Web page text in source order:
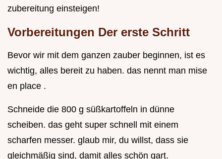
zubereitung einsteigen!
Vorbereitungen Der erste Schritt
Bevor wir mit dem ganzen zauber beginnen, ist es
wichtig, alles bereit zu haben. das nennt man mise
en place .
Schneide die 800 g süßkartoffeln in dünne
scheiben. das geht super schnell mit einem
scharfen messer. glaub mir, du willst, dass sie
gleichmäßig sind, damit alles schön gart.